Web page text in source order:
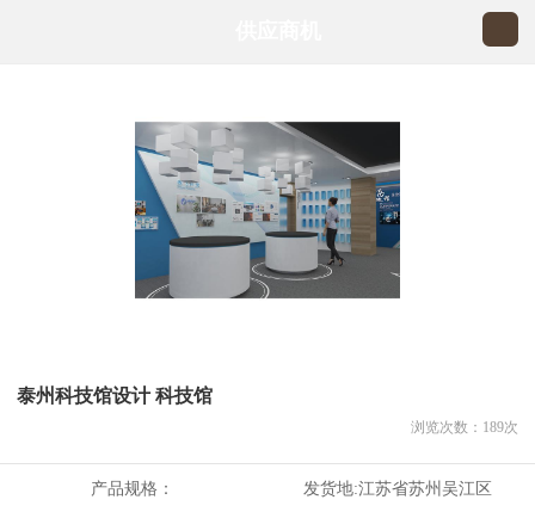
泰州科技馆设计 科技馆
浏览次数： 189次
产品规格： 发货地:江苏省苏州吴江区